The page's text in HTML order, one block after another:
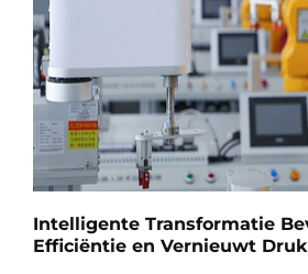
Intelligente Transformatie
Efficiëntie en Vernieuwt